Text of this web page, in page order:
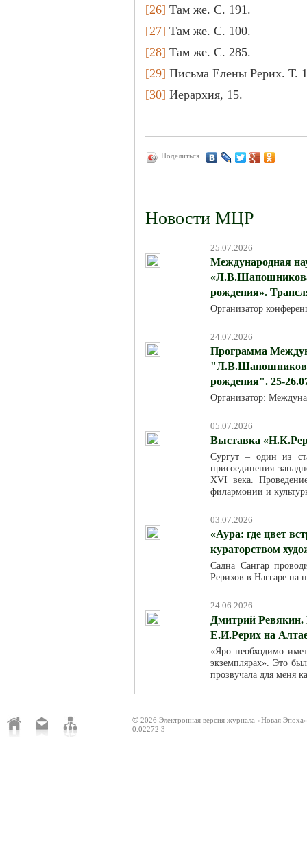
[26] Там же. С. 191.
[27] Там же. С. 100.
[28] Там же. С. 285.
[29] Письма Елены Рерих. Т.
[30] Иерархия, 15.
Поделиться
Новости МЦР
25.07.2026
Международная
рождения».
Организатор
24.07.2026
Программа
"Л.В.Шапошникова:
рождения". 25-
Организатор:
05.07.2026
Выставка
Сургут – один из
присоединения
XVI века.
филармонии и
03.07.2026
«Аура: где цвет
кураторством
Садна Сангар
Рерихов в Наггаре на
24.06.2026
Дмитрий Ревякин.
Е.И.Рерих на
«Яро необходимо
экземплярах». Это
прозвучала для меня
© 2026 Электронная версия журнала «Новая Эпоха»
0.02272 3